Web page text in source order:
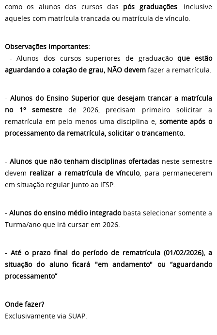
como os alunos dos cursos das pós graduações. Inclusive
aqueles com matrícula trancada ou matrícula de vínculo.
Observações importantes:
- Alunos dos cursos superiores de graduaçãoque estão
aguardando a colação de grau, NÃO devem fazer a rematrícula.
- Alunos do Ensino Superior que desejam trancar a matrícula
no 1º semestrede 2026, precisam primeiro solicitar a
rematrícula em pelo menos uma disciplina e, somente após o
processamento da rematrícula, solicitar o trancamento.
- Alunos que não tenham disciplinas ofertadas neste semestre
devem realizar a rematrícula de vínculo, para permanecerem
em situação regular junto ao IFSP.
- Alunos do ensino médio integradobasta selecionar somente a
Turma/ano que irá cursar em 2026.
- Até o prazo final do período de rematrícula (01/02/2026), a
situação do aluno ficará "em andamento" ou “aguardando
processamento”
Onde fazer?
Exclusivamente via SUAP.